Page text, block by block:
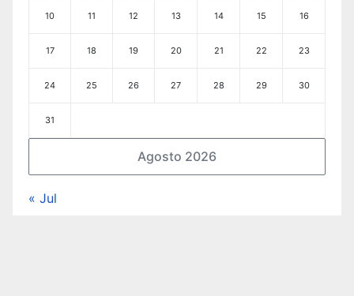
Agosto 2026
10 11 12 13 14 15 16
17 18 19 20 21 22 23
24 25 26 27 28 29 30
31
« Jul